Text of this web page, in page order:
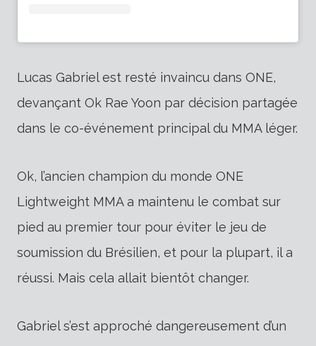
Lucas Gabriel est resté invaincu dans ONE,
devançant Ok Rae Yoon par décision partagée
dans le co-événement principal du MMA léger.
Ok, l’ancien champion du monde ONE
Lightweight MMA a maintenu le combat sur
pied au premier tour pour éviter le jeu de
soumission du Brésilien, et pour la plupart, il a
réussi. Mais cela allait bientôt changer.
Gabriel s’est approché dangereusement d’un